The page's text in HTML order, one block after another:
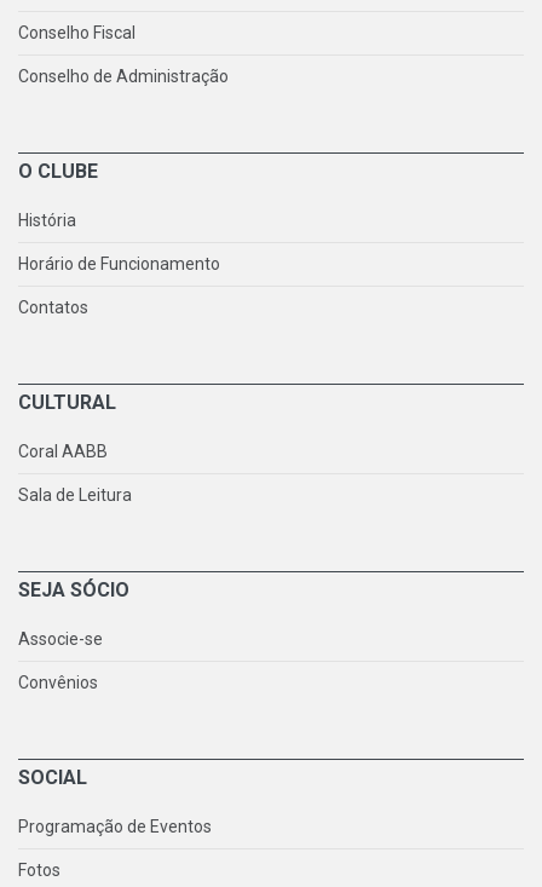
Conselho Fiscal
Conselho de Administração
O CLUBE
História
Horário de Funcionamento
Contatos
CULTURAL
Coral AABB
Sala de Leitura
SEJA SÓCIO
Associe-se
Convênios
SOCIAL
Programação de Eventos
Fotos